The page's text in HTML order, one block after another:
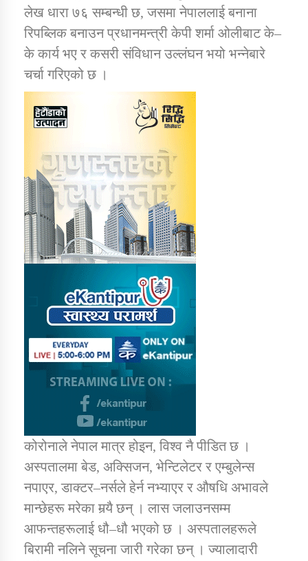
तातोपानी गाउँपालिका जुम्लाको महिला तथा लैङ्गिक हिंसा
सम्बन्धी सूचना सन्देश
तातोपानी गाउँपालिका जुम्लाको महिनावारी सम्बन्धिकाे
सन्देश
तातोपानी गाउँपालिका जुम्लाको बालविवाह सन्देश
तातोपानी गाउँपालिका जुम्लाको सूचना
तातोपानी गाउँपालिका जुम्लाको सूचना
लेख धारा ७६ सम्बन्धी छ, जसमा नेपाललाई बनाना
रिपब्लिक बनाउन प्रधानमन्त्री केपी शर्मा ओलीबाट के–
के कार्य भए र कसरी संविधान उल्लंघन भयो भन्नेबारे
चर्चा गरिएको छ ।
कोरोनाले नेपाल मात्र होइन, विश्व नै पीडित छ ।
अस्पतालमा बेड, अक्सिजन, भेन्टिलेटर र एम्बुलेन्स
नपाएर, डाक्टर–नर्सले हेर्न नभ्याएर र औषधि अभावले
मान्छेहरू मरेका मर्‍यै छन् । लास जलाउनसम्म
आफन्तहरूलाई धौ–धौ भएको छ । अस्पतालहरूले
बिरामी नलिने सूचना जारी गरेका छन् । ज्यालादारी